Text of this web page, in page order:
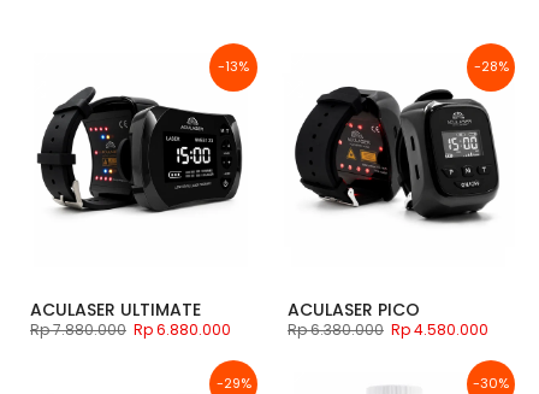
-13%
ACULASER ULTIMATE
Rp 7.880.000 Rp 6.880.000
-28%
ACULASER PICO
Rp 6.380.000 Rp 4.580.000
-29% -30%